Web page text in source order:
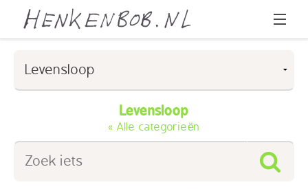
Cartoons
Over Henk & Bob
Levensloop
« Alle categorieën
l